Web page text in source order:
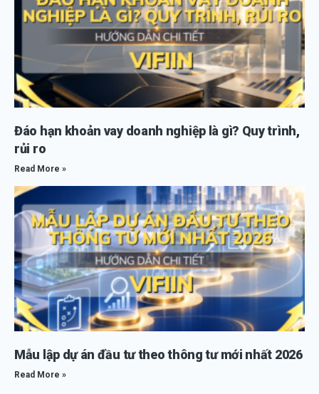
Đáo hạn khoản vay doanh nghiệp là gì? Quy trình,
rủi ro
Read More »
Mẫu lập dự án đầu tư theo thông tư mới nhất 2026
Read More »